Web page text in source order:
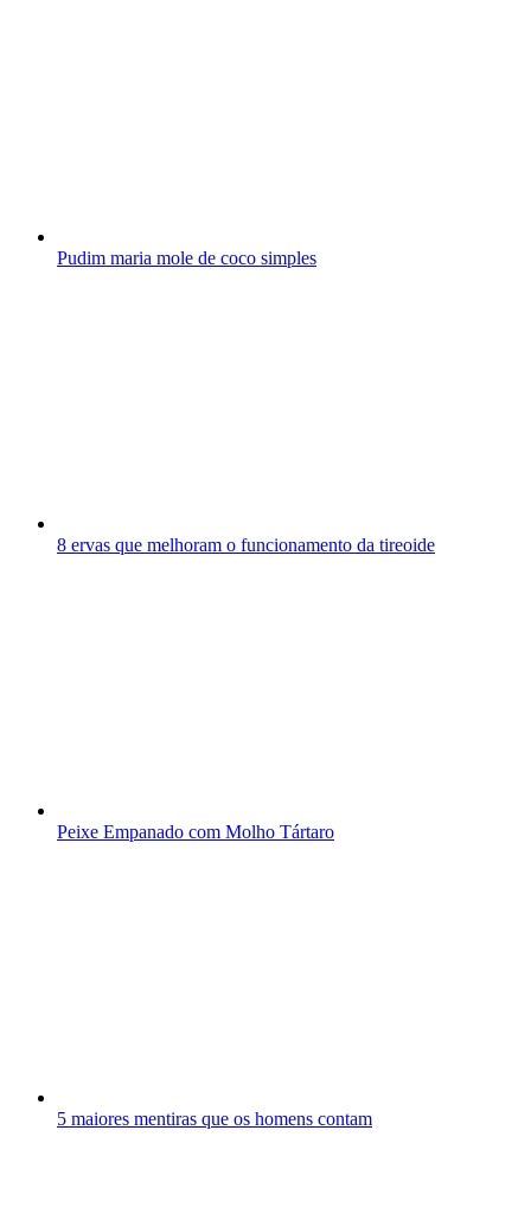
Pudim maria mole de coco simples
8 ervas que melhoram o funcionamento da tireoide
Peixe Empanado com Molho Tártaro
5 maiores mentiras que os homens contam